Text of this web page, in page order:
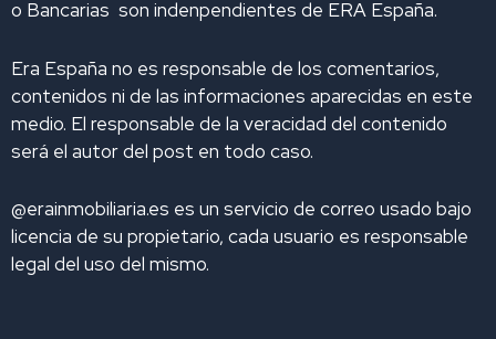
o Bancarias son indenpendientes de ERA España.
Era España no es responsable de los comentarios,
contenidos ni de las informaciones aparecidas en este
medio. El responsable de la veracidad del contenido
será el autor del post en todo caso.
@erainmobiliaria.es es un servicio de correo usado bajo
licencia de su propietario, cada usuario es responsable
legal del uso del mismo.